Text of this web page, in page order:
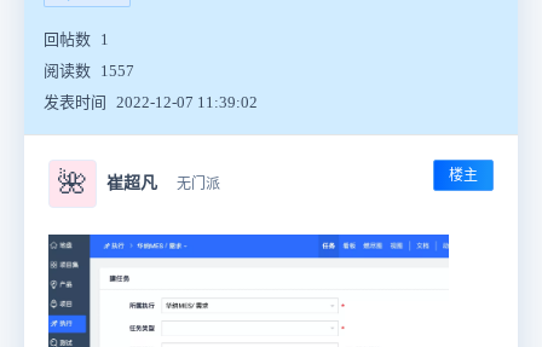
回帖数 1
阅读数 1557
发表时间
2022-12-07 11:39:02
🌺 崔超凡 无门派 楼主